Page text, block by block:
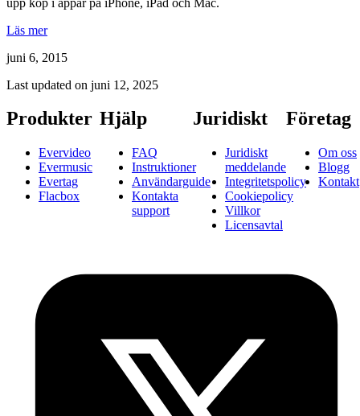
Läs mer
juni 6, 2015
Last updated on juni 12, 2025
Produkter
Evervideo
Evermusic
Evertag
Flacbox
Hjälp
FAQ
Instruktioner
Användarguide
Kontakta
support
Juridiskt
Juridiskt
meddelande
Integritetspolicy
Cookiepolicy
Villkor
Licensavtal
Företag
Om oss
Blogg
Kontakt